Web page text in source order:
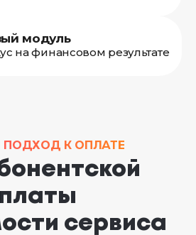
модуль
на финансовом результате
ПОДХОД К ОПЛАТЕ
платы
сервиса